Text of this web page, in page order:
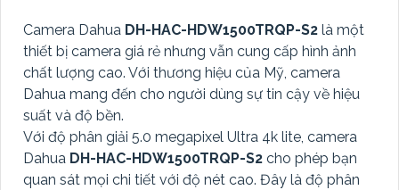
Camera Dahua DH-HAC-HDW1500TRQP-S2 là một
thiết bị camera giá rẻ nhưng vẫn cung cấp hình ảnh
chất lượng cao. Với thương hiệu của Mỹ, camera
Dahua mang đến cho người dùng sự tin cậy về hiệu
suất và độ bền.
Với độ phân giải 5.0 megapixel Ultra 4k lite, camera
Dahua DH-HAC-HDW1500TRQP-S2 cho phép bạn
quan sát mọi chi tiết với độ nét cao. Đây là độ phân